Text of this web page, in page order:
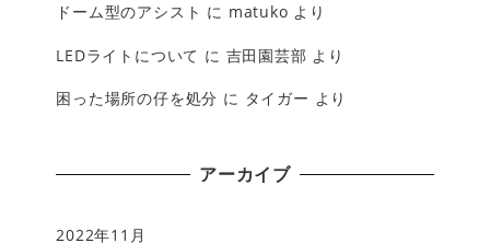
ドーム型のアシスト に matuko より
LEDライトについて に 吉田園芸部 より
困った場所の仔を処分 に タイガー より
アーカイブ
2022年11月